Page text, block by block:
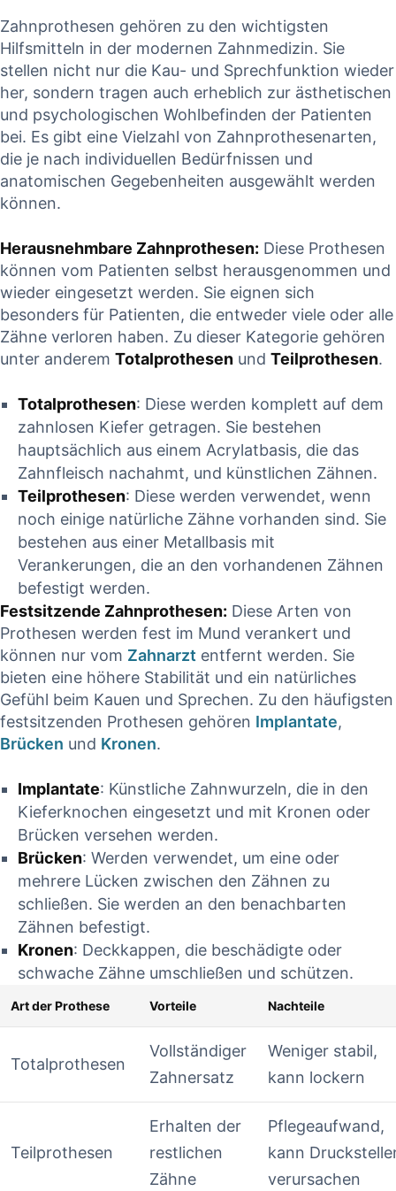
CONTINUE READING
Zahnprothesen‌ gehören zu den wichtigsten
⁢Hilfsmitteln​ in der modernen Zahnmedizin.‌ Sie
stellen nicht nur die Kau- ⁢und Sprechfunktion wieder
her, sondern​ tragen auch erheblich zur ästhetischen
und psychologischen Wohlbefinden der‌ Patienten
bei.‍ Es gibt eine Vielzahl von Zahnprothesenarten,
die⁤ je nach ‌individuellen ⁣Bedürfnissen und
anatomischen Gegebenheiten‌ ausgewählt werden
können.
Herausnehmbare​ Zahnprothesen: ‍Diese Prothesen
⁢können vom Patienten⁢ selbst herausgenommen und
wieder eingesetzt werden. ⁤Sie​ eignen sich‌
besonders für ‍Patienten, die entweder⁤ viele oder​ alle
Zähne verloren haben. Zu ⁤dieser Kategorie ‌gehören
unter ‌anderem Totalprothesen und Teilprothesen.⁤
Totalprothesen: Diese werden‍ komplett ‍auf dem
zahnlosen Kiefer getragen. ​Sie bestehen
hauptsächlich aus einem ​Acrylatbasis,‍ die das
⁢Zahnfleisch nachahmt, und ⁣künstlichen ⁣Zähnen.
Teilprothesen: Diese werden verwendet, wenn
⁣noch einige ‍natürliche Zähne vorhanden sind.​ Sie
bestehen aus einer⁣ Metallbasis ‌mit
Verankerungen, ⁢die an den⁣ vorhandenen Zähnen
befestigt ⁣werden.
Festsitzende ⁤Zahnprothesen: ​Diese Arten ‍von
Prothesen werden ⁣fest im‍ Mund verankert und
können nur vom ⁤ Zahnarzt entfernt werden.⁣ Sie
⁢bieten eine⁣ höhere Stabilität‍ und ein ‌natürliches​
Gefühl beim⁢ Kauen und Sprechen. Zu‍ den häufigsten
festsitzenden‌ Prothesen gehören​ Implantate,
Brücken und Kronen.
Implantate: Künstliche Zahnwurzeln,‍ die in den
Kieferknochen eingesetzt und⁤ mit Kronen oder
Brücken versehen werden.
Brücken: Werden verwendet, um ​eine oder
mehrere Lücken zwischen den Zähnen zu
schließen. Sie werden an‌ den benachbarten
Zähnen befestigt.
Kronen: Deckkappen,​ die beschädigte⁣ oder
schwache Zähne ⁢umschließen und schützen.
Art der Prothese Vorteile Nachteile
Totalprothesen
Vollständiger
Zahnersatz
Weniger stabil,‌
kann lockern
Teilprothesen
Erhalten ‌der
restlichen
Zähne
Pflegeaufwand,
⁣kann
verursachen